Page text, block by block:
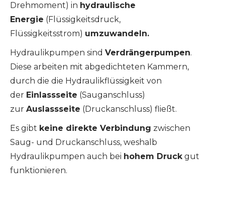
Drehmoment) in hydraulische
Energie (Flüssigkeitsdruck,
Flüssigkeitsstrom) umzuwandeln.
Hydraulikpumpen sind Verdrängerpumpen.
Diese arbeiten mit abgedichteten Kammern,
durch die die Hydraulikflüssigkeit von
der Einlassseite (Sauganschluss)
zur Auslassseite (Druckanschluss) fließt.
Es gibt keine direkte Verbindung zwischen
Saug- und Druckanschluss, weshalb
Hydraulikpumpen auch bei hohem Druckgut
funktionieren.